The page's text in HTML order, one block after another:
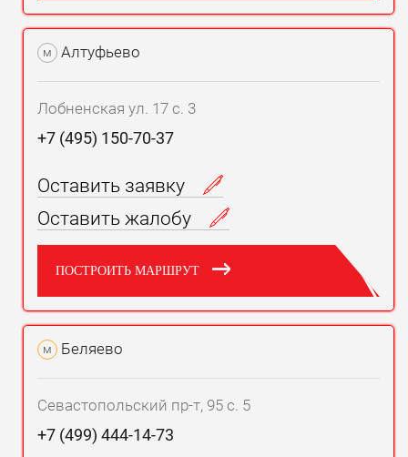
м Алтуфьево
Лобненская ул. 17 с. 3
+7 (495) 150-70-37
Оставить заявку
Оставить жалобу
ПОСТРОИТЬ МАРШРУТ
м Беляево
Севастопольский пр-т, 95 с. 5
+7 (499) 444-14-73